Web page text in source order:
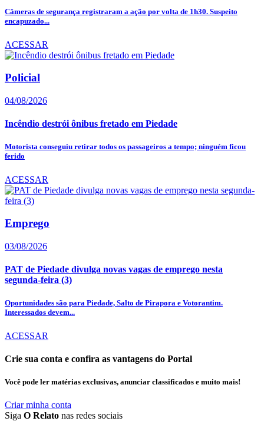
Câmeras de segurança registraram a ação por volta de 1h30. Suspeito
encapuzado...
ACESSAR
Policial
04/08/2026
Incêndio destrói ônibus fretado em Piedade
Motorista conseguiu retirar todos os passageiros a tempo; ninguém ficou
ferido
ACESSAR
Emprego
03/08/2026
PAT de Piedade divulga novas vagas de emprego nesta
segunda-feira (3)
Oportunidades são para Piedade, Salto de Pirapora e Votorantim.
Interessados devem...
ACESSAR
Crie sua conta e confira as vantagens do Portal
Você pode ler matérias exclusivas, anunciar classificados e muito mais!
Criar minha conta
Siga O Relato nas redes sociais